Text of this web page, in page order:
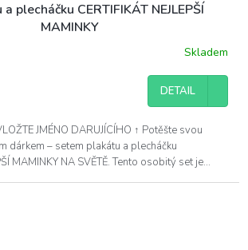
plecháčku CERTIFIKÁT NEJLEPŠÍ
MAMINKY
Skladem
DETAIL
JMÉNO DARUJÍCÍHO ↑ Potěšte svou
dárkem – setem plakátu a plecháčku
MAMINKY NA SVĚTĚ. Tento osobitý set je...